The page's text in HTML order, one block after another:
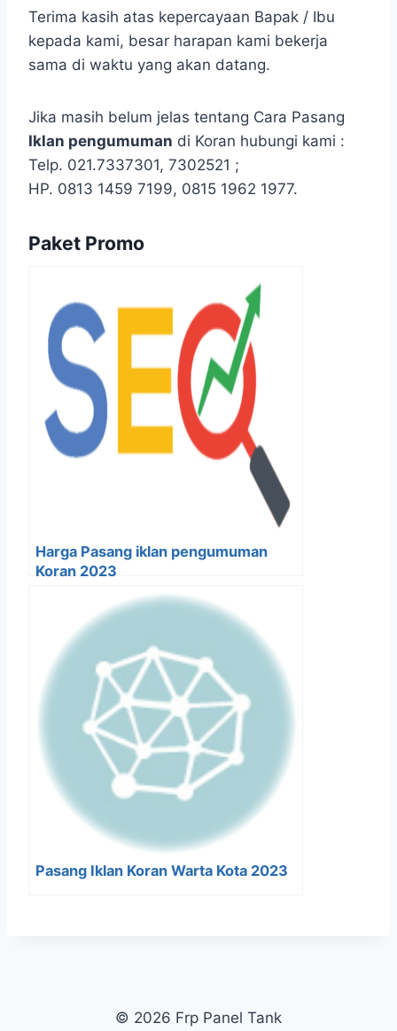
Terima kasih atas kepercayaan Bapak / Ibu
kepada kami, besar harapan kami bekerja
sama di waktu yang akan datang.
Jika masih belum jelas tentang Cara Pasang
Iklan pengumuman di Koran hubungi kami :
Telp. 021.7337301, 7302521 ;
HP. 0813 1459 7199, 0815 1962 1977.
Paket Promo
Harga Pasang iklan pengumuman
Koran 2023
Pasang Iklan Koran Warta Kota 2023
© 2026 Frp Panel Tank